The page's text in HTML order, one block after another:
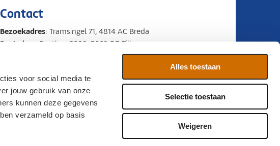
voor social media te
jouw gebruik van onze
kunnen deze gegevens
verzameld op basis
Alles toestaan
Selectie toestaan
Weigeren
Contact
Bezoekadres: Tramsingel 71, 4814 AC Breda
Postadres : Postbus 3208, 5003 DE Tilburg
Pers en Media Contact Sitemap